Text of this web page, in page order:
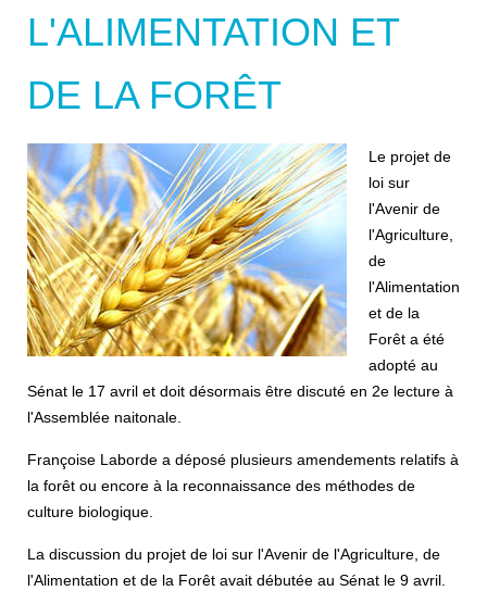
L'ALIMENTATION ET
DE LA FORÊT
Le projet de
loi sur
l'Avenir de
l'Agriculture,
de
l'Alimentation
et de la
Forêt a été
adopté au
Sénat le 17 avril et doit désormais être discuté en 2e lecture à
l'Assemblée naitonale.
Françoise Laborde a déposé plusieurs amendements relatifs à
la forêt ou encore à la reconnaissance des méthodes de
culture biologique.
La discussion du projet de loi sur l'Avenir de l'Agriculture, de
l'Alimentation et de la Forêt avait débutée au Sénat le 9 avril.